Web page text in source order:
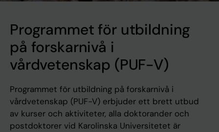
Programmet för utbildning
på forskarnivå i
vårdvetenskap (PUF-V)
Programmet för utbildning på forskarnivå i
vårdvetenskap (PUF-V) erbjuder ett brett utbud
av kurser och aktiviteter, alla doktorander och
postdoktorer vid Karolinska Universitetet är